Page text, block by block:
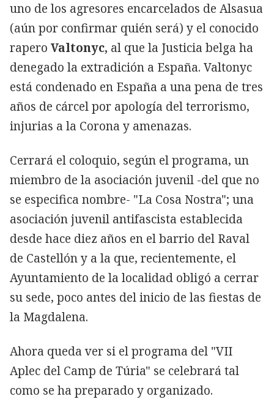
uno de los agresores encarcelados de Alsasua
(aún por confirmar quién será) y el conocido
rapero Valtonyc, al que la Justicia belga ha
denegado la extradición a España. Valtonyc
está condenado en España a una pena de tres
años de cárcel por apología del terrorismo,
injurias a la Corona y amenazas.
Cerrará el coloquio, según el programa, un
miembro de la asociación juvenil -del que no
se especifica nombre- "La Cosa Nostra"; una
asociación juvenil antifascista establecida
desde hace diez años en el barrio del Raval
de Castellón y a la que, recientemente, el
Ayuntamiento de la localidad obligó a cerrar
su sede, poco antes del inicio de las fiestas de
la Magdalena.
Ahora queda ver si el programa del "VII
Aplec del Camp de Túria" se celebrará tal
como se ha preparado y organizado.